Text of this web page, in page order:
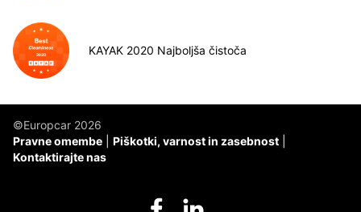
KAYAK 2020 Najboljša čistoča
©Europcar 2026
Pravne omembe
Piškotki, varnost in zasebnost
Kontaktirajte nas